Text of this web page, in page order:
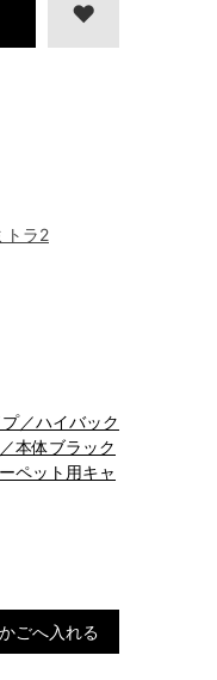
トラ2
／ハイバック
本体ブラック
ペット用キャ
ごへ入れる